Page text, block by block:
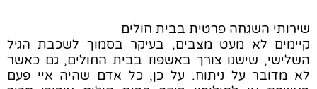
שירותי השגחה פרטית בבית חולים
קיימים לא מעט מצבים, בעיקר בסמוך לשכבת הגיל
השלישי, שישנו צורך באשפוז בבית החולים, גם כאשר
לא מדובר על ניתוח. על כן, כל אדם שהיה איי פעם